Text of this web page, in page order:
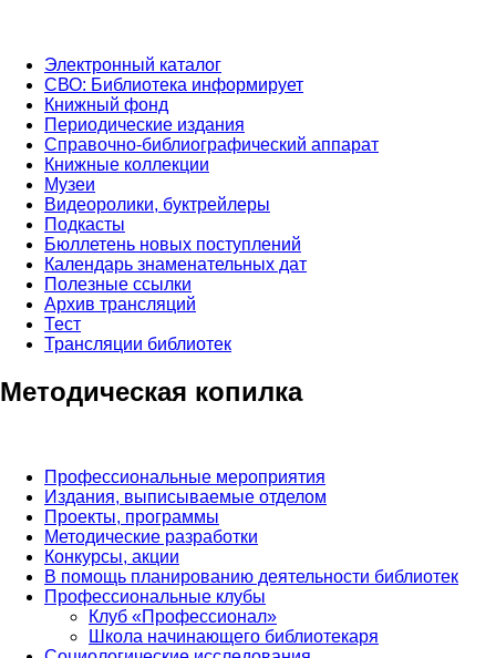
Электронный каталог
СВО: Библиотека информирует
Книжный фонд
Периодические издания
Справочно-библиографический аппарат
Книжные коллекции
Музеи
Видеоролики, буктрейлеры
Подкасты
Бюллетень новых поступлений
Календарь знаменательных дат
Полезные ссылки
Архив трансляций
Тест
Трансляции библиотек
Методическая копилка
Профессиональные мероприятия
Издания, выписываемые отделом
Проекты, программы
Методические разработки
Конкурсы, акции
В помощь планированию деятельности библиотек
Профессиональные клубы
Клуб «Профессионал»
Школа начинающего библиотекаря